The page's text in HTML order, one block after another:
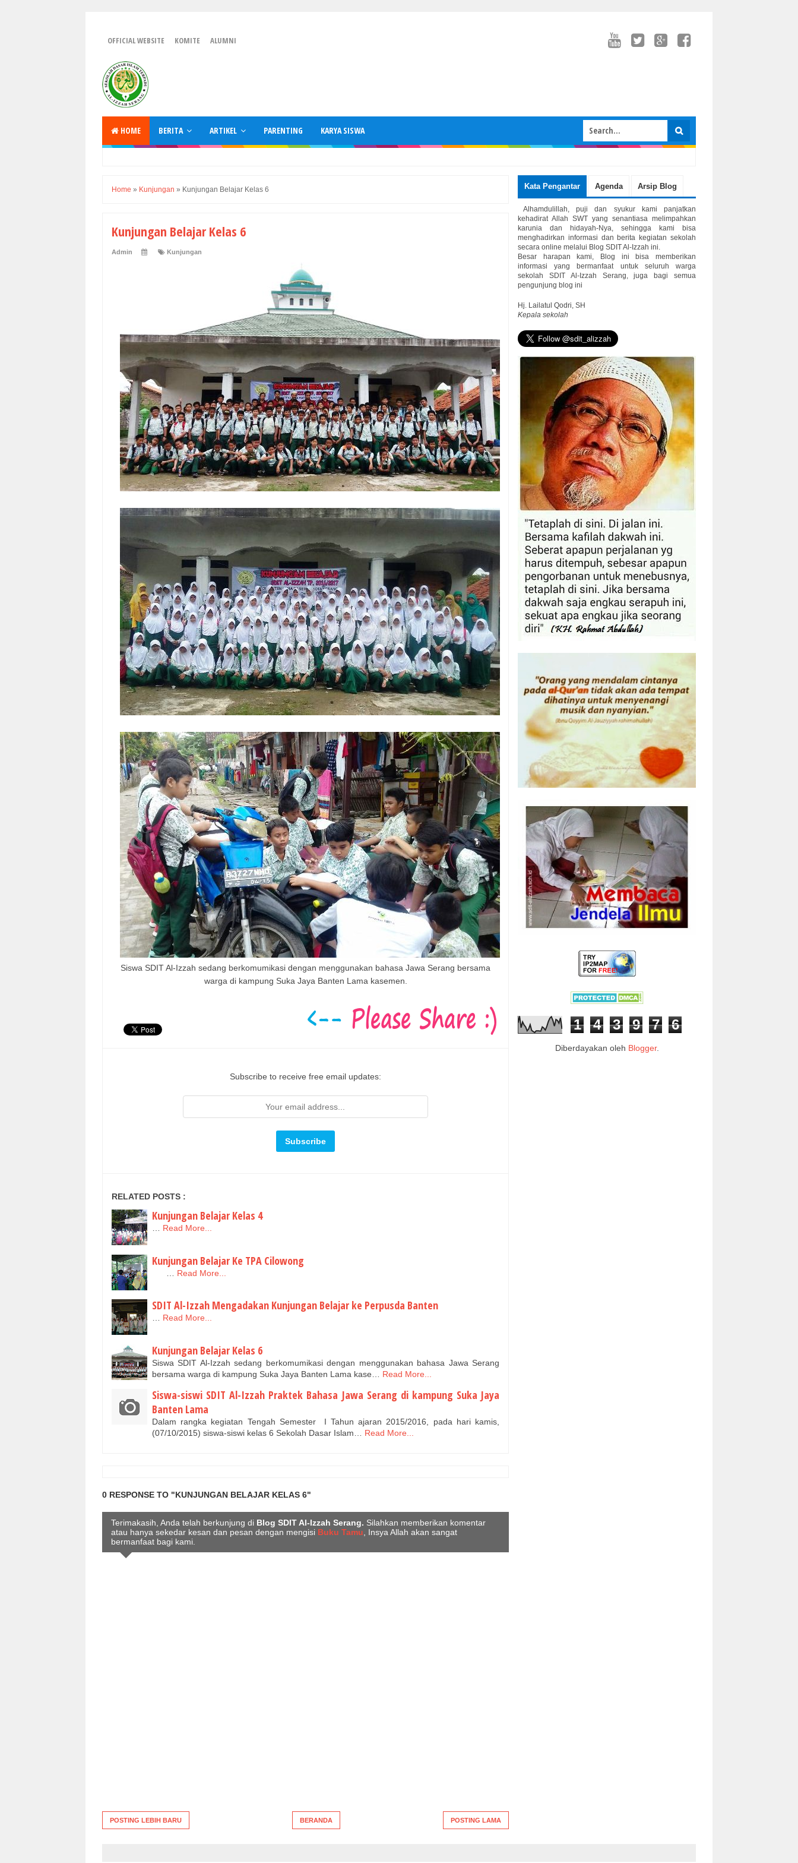
OFFICIAL WEBSITE KOMITE ALUMNI
HOME BERITA ARTIKEL PARENTING KARYA SISWA
Home » Kunjungan » Kunjungan Belajar Kelas 6
Kunjungan Belajar Kelas 6
Admin Kunjungan
Siswa SDIT Al-Izzah sedang berkomumikasi dengan menggunakan bahasa Jawa Serang bersama
warga di kampung Suka Jaya Banten Lama kasemen.
Subscribe to receive free email updates:
RELATED POSTS :
Kunjungan Belajar Kelas 4
Read More...
Kunjungan Belajar Ke TPA Cilowong
Read More...
SDIT Al-Izzah Mengadakan Kunjungan Belajar ke Perpusda Banten
Read More...
Kunjungan Belajar Kelas 6
Siswa SDIT Al-Izzah sedang berkomumikasi dengan menggunakan bahasa Jawa Serang
bersama warga di kampung Suka Jaya Banten Lama kase…
Read More...
Siswa-siswi SDIT Al-Izzah Praktek Bahasa Jawa Serang di kampung Suka Jaya
Banten Lama
Dalam rangka kegiatan Tengah Semester I Tahun ajaran 2015/2016, pada hari kamis,
(07/10/2015) siswa-siswi kelas 6 Sekolah Dasar Islam…
Read More...
0 RESPONSE TO "KUNJUNGAN BELAJAR KELAS 6"
Terimakasih, Anda telah berkunjung di Blog SDIT Al-Izzah Serang. Silahkan memberikan komentar
atau hanya sekedar kesan dan pesan dengan mengisi Buku Tamu , Insya Allah akan sangat
bermanfaat bagi kami.
POSTING LEBIH BARU POSTING LAMA
BERANDA
Kata Pengantar Agenda Arsip Blog
Alhamdulillah, puji dan syukur kami panjatkan
kehadirat Allah SWT yang senantiasa melimpahkan
karunia dan hidayah-Nya, sehingga kami bisa
menghadirkan informasi dan berita kegiatan sekolah
secara online melalui Blog SDIT Al-Izzah ini.
Besar harapan kami, Blog ini bisa memberikan
informasi yang bermanfaat untuk seluruh warga
sekolah SDIT Al-Izzah Serang, juga bagi semua
pengunjung blog ini
Hj. Lailatul Qodri, SH
Kepala sekolah
1 4 3 9 7 6
Diberdayakan oleh Blogger.